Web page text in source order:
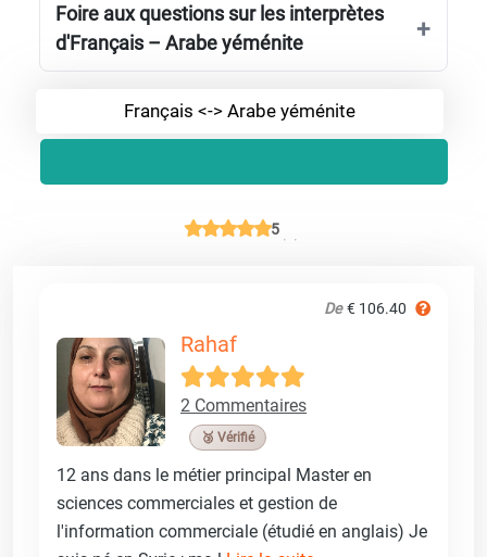
Foire aux questions sur les interprètes
d'Français – Arabe yéménite
Français <-> Arabe yéménite
5
De € 106.40
Rahaf
2 Commentaires
🥉 Vérifié
12 ans dans le métier principal Master en
sciences commerciales et gestion de
l'information commerciale (étudié en anglais) Je